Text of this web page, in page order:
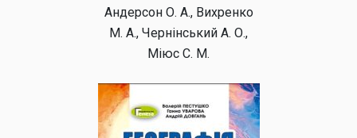
Андерсон О. А., Вихренко
М. А., Чернінський А. О.,
Міюс С. М.